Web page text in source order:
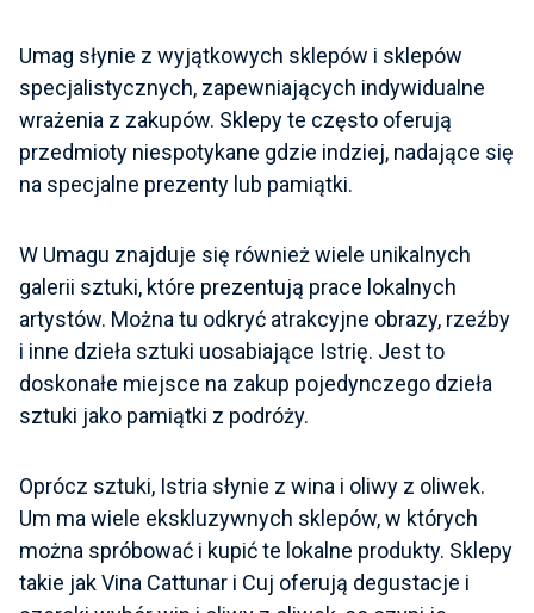
Umag słynie z wyjątkowych sklepów i sklepów
specjalistycznych, zapewniających indywidualne
wrażenia z zakupów. Sklepy te często oferują
przedmioty niespotykane gdzie indziej, nadające się
na specjalne prezenty lub pamiątki.
W Umagu znajduje się również wiele unikalnych
galerii sztuki, które prezentują prace lokalnych
artystów. Można tu odkryć atrakcyjne obrazy, rzeźby
i inne dzieła sztuki uosabiające Istrię. Jest to
doskonałe miejsce na zakup pojedynczego dzieła
sztuki jako pamiątki z podróży.
Oprócz sztuki, Istria słynie z wina i oliwy z oliwek.
Um ma wiele ekskluzywnych sklepów, w których
można spróbować i kupić te lokalne produkty. Sklepy
takie jak Vina Cattunar i Cuj oferują degustacje i